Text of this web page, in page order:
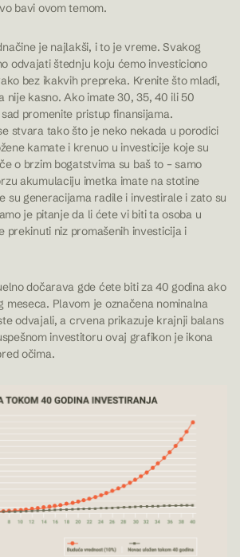
bavi ovom temom.
je najlakši, i to je vreme. Svakog
odvajati štednju koju ćemo investiciono
bez ikakvih prepreka. Krenite što mlađi,
nije kasno. Ako imate 30, 35, 40 ili 50
promenite pristup finansijama.
stvara tako što je neko nekada u porodici
kamate i krenuo u investicije koje su
o brzim bogatstvima su baš to – samo
akumulaciju imetka imate na stotine
su generacijama radile i investirale i zato su
je pitanje da li ćete vi biti ta osoba u
prekinuti niz promašenih investicija i
dočarava gde ćete biti za 40 godina ako
meseca. Plavom je označena nominalna
odvajali, a crvena prikazuje krajnji balans
investitoru ovaj grafikon je ikona
očima.